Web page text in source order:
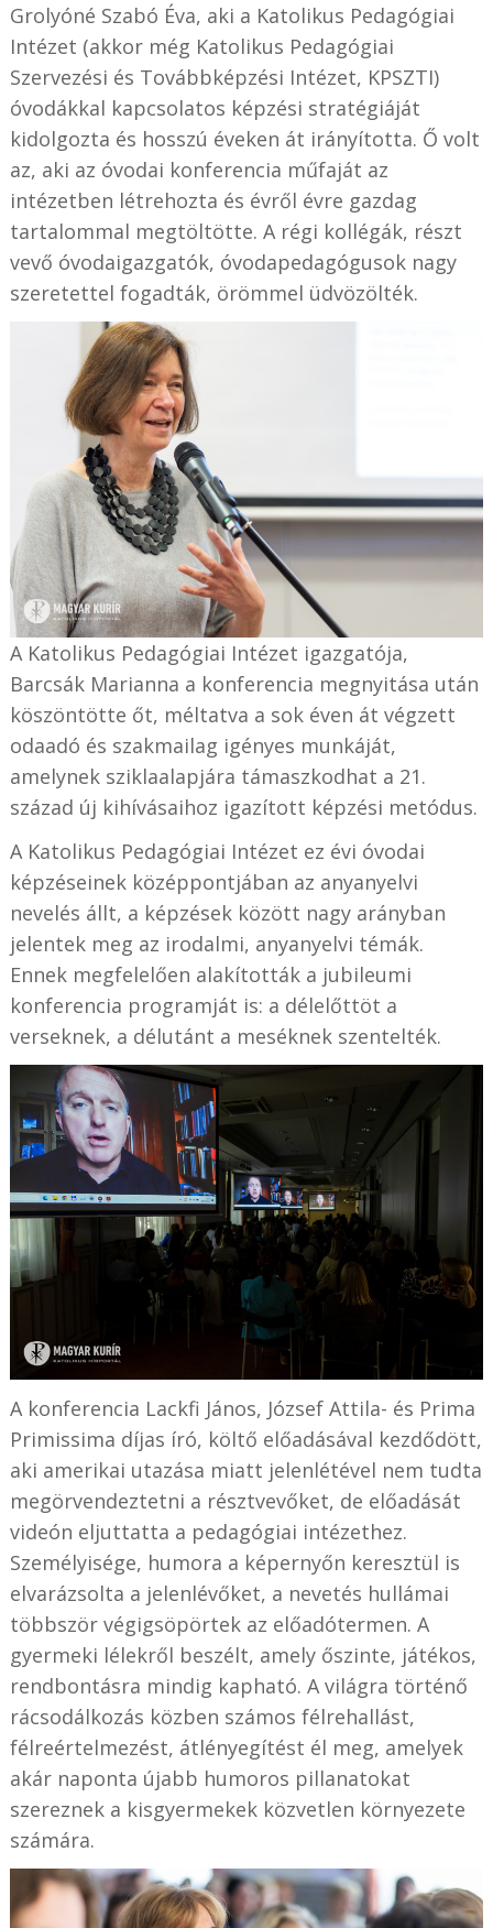
Grolyóné Szabó Éva, aki a Katolikus Pedagógiai
Intézet (akkor még Katolikus Pedagógiai
Szervezési és Továbbképzési Intézet, KPSZTI)
óvodákkal kapcsolatos képzési stratégiáját
kidolgozta és hosszú éveken át irányította. Ő volt
az, aki az óvodai konferencia műfaját az
intézetben létrehozta és évről évre gazdag
tartalommal megtöltötte. A régi kollégák, részt
vevő óvodaigazgatók, óvodapedagógusok nagy
szeretettel fogadták, örömmel üdvözölték.
A Katolikus Pedagógiai Intézet igazgatója,
Barcsák Marianna a konferencia megnyitása után
köszöntötte őt, méltatva a sok éven át végzett
odaadó és szakmailag igényes munkáját,
amelynek sziklaalapjára támaszkodhat a 21.
század új kihívásaihoz igazított képzési metódus.
A Katolikus Pedagógiai Intézet ez évi óvodai
képzéseinek középpontjában az anyanyelvi
nevelés állt, a képzések között nagy arányban
jelentek meg az irodalmi, anyanyelvi témák.
Ennek megfelelően alakították a jubileumi
konferencia programját is: a délelőttöt a
verseknek, a délutánt a meséknek szentelték.
A konferencia Lackfi János, József Attila- és Prima
Primissima díjas író, költő előadásával kezdődött,
aki amerikai utazása miatt jelenlétével nem tudta
megörvendeztetni a résztvevőket, de előadását
videón eljuttatta a pedagógiai intézethez.
Személyisége, humora a képernyőn keresztül is
elvarázsolta a jelenlévőket, a nevetés hullámai
többször végigsöpörtek az előadótermen. A
gyermeki lélekről beszélt, amely őszinte, játékos,
rendbontásra mindig kapható. A világra történő
rácsodálkozás közben számos félrehallást,
félreértelmezést, átlényegítést él meg, amelyek
akár naponta újabb humoros pillanatokat
szereznek a kisgyermekek közvetlen környezete
számára.